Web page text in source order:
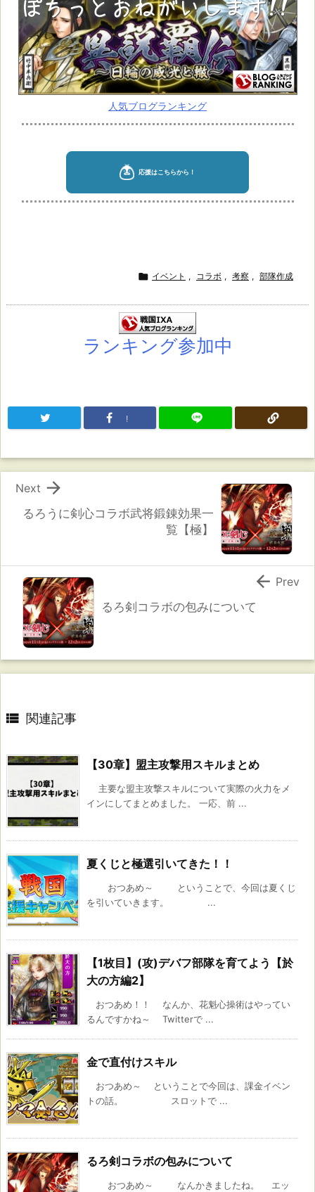
人気ブログランキング
 イベント , コラボ , 考察 , 部隊作成
ランキング参加中
!
るろうに剣心コラボ武将鍛錬効果一
覧【極】

Next
るろ剣コラボの包みについて
 Prev
 関連記事
【30章】盟主攻撃用スキルまとめ
主要な盟主攻撃スキルについて実際の火力をメ
インにしてまとめました。 一応、前 ...
夏くじと極選引いてきた！！
おつあめ～ ということで、今回は夏くじ
を引いていきます。 ...
【1枚目】(攻)デバフ部隊を育てよう【於
大の方編2】
おつあめ！！ なんか、花魁心操術はやってい
るんですかね～ Twitterで ...
金で直付けスキル
おつあめ～ ということで今回は、課金イベン
トの話。 スロットで ...
るろ剣コラボの包みについて
おつあめ～ なんかきましたね。 エッ